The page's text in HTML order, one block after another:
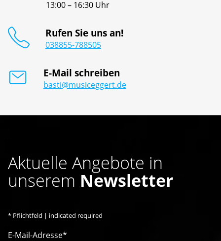
13:00 – 16:30 Uhr
Rufen Sie uns an!
038855-788505
E-Mail schreiben
basti@musiceggert.de
Aktuelle Angebote in
unserem Newsletter
* Pflichtfeld | indicated required
E-Mail-Adresse*